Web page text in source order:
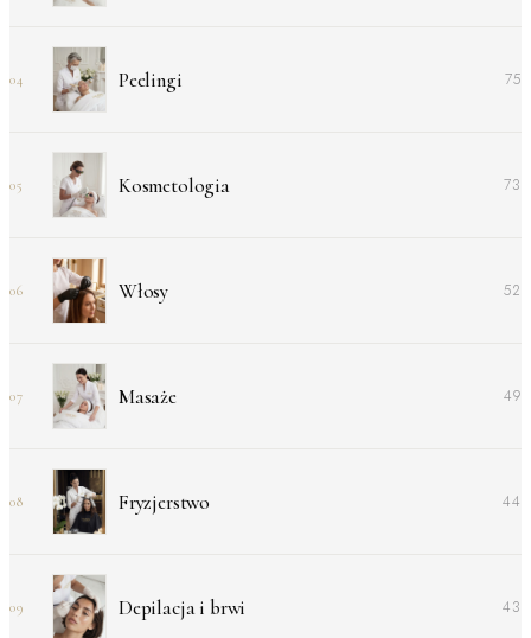
04 Peelingi 75
05 Kosmetologia 73
06 Włosy 52
07 Masaże 49
08 Fryzjerstwo 44
09 Depilacja i brwi 43